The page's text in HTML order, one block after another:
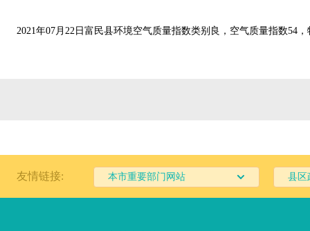
2021年07月 22 日富民县环境空气质量指数类别 良，空气质量指数54
友情链接: 本市重要部门网站 县区